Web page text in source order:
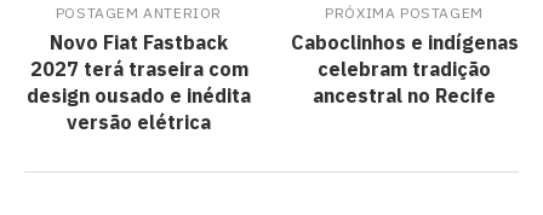
POSTAGEM ANTERIOR
Novo Fiat Fastback
2027 terá traseira com
design ousado e inédita
versão elétrica
PRÓXIMA POSTAGEM
Caboclinhos e indígenas
celebram tradição
ancestral no Recife